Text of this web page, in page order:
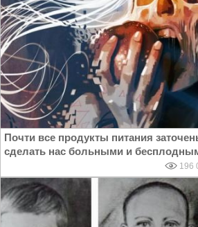
Почти все продукты питания
сделать нас больными и
196